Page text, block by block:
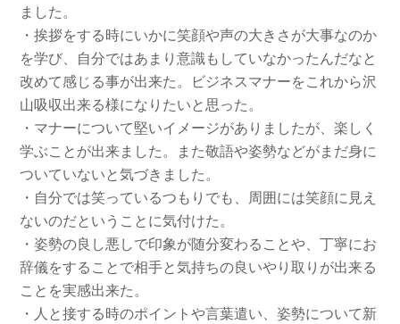
ました。
・挨拶をする時にいかに笑顔や声の大きさが大事なのか
を学び、自分ではあまり意識もしていなかったんだなと
改めて感じる事が出来た。ビジネスマナーをこれから沢
山吸収出来る様になりたいと思った。
・マナーについて堅いイメージがありましたが、楽しく
学ぶことが出来ました。また敬語や姿勢などがまだ身に
ついていないと気づきました。
・自分では笑っているつもりでも、周囲には笑顔に見え
ないのだということに気付けた。
・姿勢の良し悪しで印象が随分変わることや、丁寧にお
辞儀をすることで相手と気持ちの良いやり取りが出来る
ことを実感出来た。
・人と接する時のポイントや言葉遣い、姿勢について新